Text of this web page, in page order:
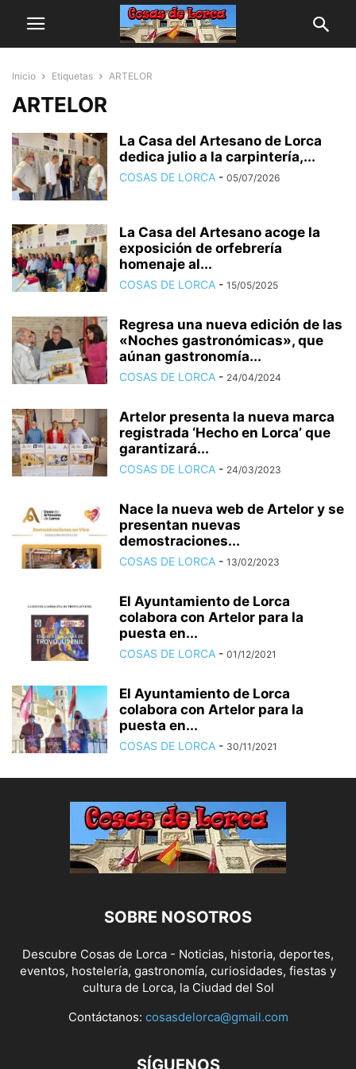
Inicio Etiquetas ARTELOR
ARTELOR
La Casa del Artesano de Lorca
dedica julio a la carpintería,...
COSAS DE LORCA - 05/07/2026
La Casa del Artesano acoge la
exposición de orfebrería
homenaje al...
COSAS DE LORCA - 15/05/2025
Regresa una nueva edición de las
«Noches gastronómicas», que
aúnan gastronomía...
COSAS DE LORCA - 24/04/2024
Artelor presenta la nueva marca
registrada ‘Hecho en Lorca’ que
garantizará...
COSAS DE LORCA - 24/03/2023
Nace la nueva web de Artelor y se
presentan nuevas
demostraciones...
COSAS DE LORCA - 13/02/2023
El Ayuntamiento de Lorca
colabora con Artelor para la
puesta en...
COSAS DE LORCA - 01/12/2021
El Ayuntamiento de Lorca
colabora con Artelor para la
puesta en...
COSAS DE LORCA - 30/11/2021
SOBRE NOSOTROS
Descubre Cosas de Lorca - Noticias, historia, deportes,
eventos, hostelería, gastronomía, curiosidades, fiestas y
cultura de Lorca, la Ciudad del Sol
Contáctanos: cosasdelorca@gmail.com
SÍGUENOS